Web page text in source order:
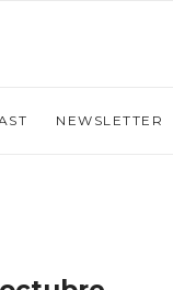
NEWSLETTER